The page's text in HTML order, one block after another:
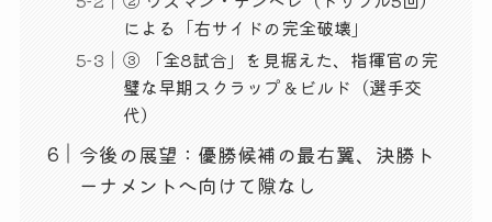
による「右サイドの完全破壊」
③ 「全8試合」を見据えた、指揮官の完
璧な早期スクラップ＆ビルド（選手交
代）
今後の展望：優勝候補の最右翼、決勝ト
ーナメントへ向けて隙なし